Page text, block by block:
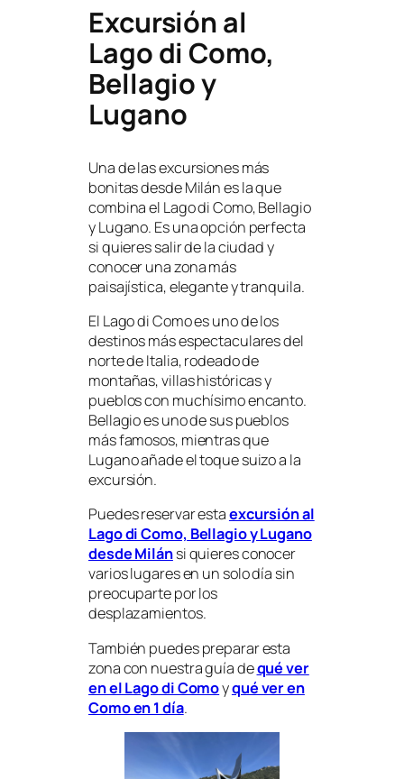
Excursión al
Lago di Como,
Bellagio y
Lugano
Una de las excursiones más
bonitas desde Milán es la que
combina el Lago di Como, Bellagio
y Lugano. Es una opción perfecta
si quieres salir de la ciudad y
conocer una zona más
paisajística, elegante y tranquila.
El Lago di Como es uno de los
destinos más espectaculares del
norte de Italia, rodeado de
montañas, villas históricas y
pueblos con muchísimo encanto.
Bellagio es uno de sus pueblos
más famosos, mientras que
Lugano añade el toque suizo a la
excursión.
Puedes reservar estaexcursión al
Lago di Como, Bellagio y Lugano
desde Milánsi quieres conocer
varios lugares en un solo día sin
preocuparte por los
desplazamientos.
También puedes preparar esta
zona con nuestra guía dequé ver
en el Lago di Comoyqué ver en
Como en 1 día.